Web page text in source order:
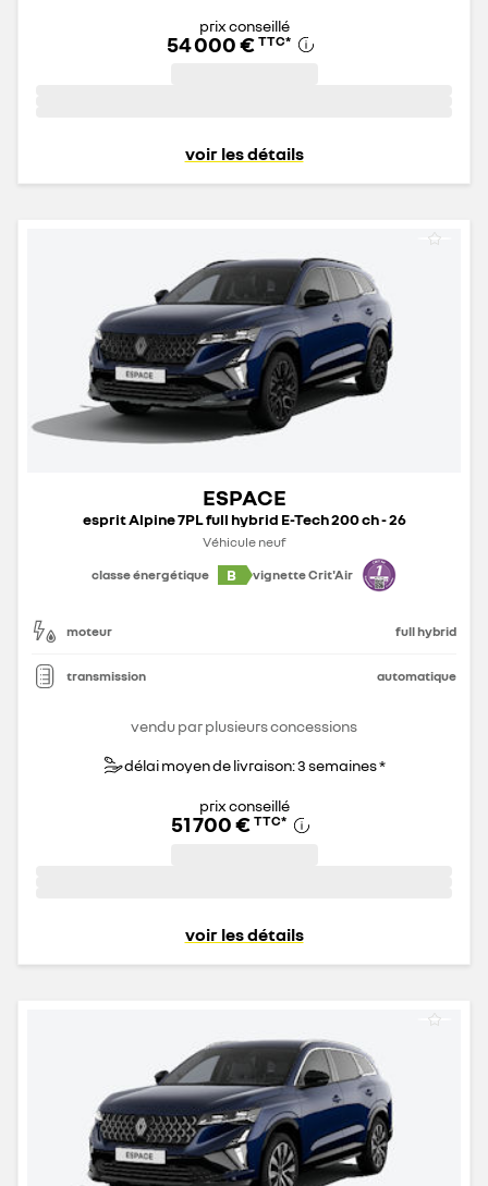
prix conseillé
54 000 € TTC*
voir les détails
ESPACE
esprit Alpine 7PL full hybrid E-Tech 200 ch - 26
Véhicule neuf
classe énergétique
B vignette Crit'Air
moteur full hybrid
transmission automatique
vendu par plusieurs concessions
délai moyen de livraison: 3 semaines *
prix conseillé
51 700 € TTC*
voir les détails